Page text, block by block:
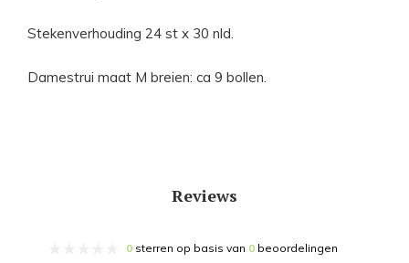
Stekenverhouding 24 st x 30 nld.
Damestrui maat M breien: ca 9 bollen.
Reviews
0 sterren op basis van 0 beoordelingen